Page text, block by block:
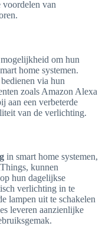
voordelen van
om hun
home systemen.
via hun
zoals Amazon Alexa
aan een verbeterde
van de verlichting.
in smart home systemen,
kunnen
hun dagelijkse
verlichting in te
lampen uit te schakelen
leveren aanzienlijke